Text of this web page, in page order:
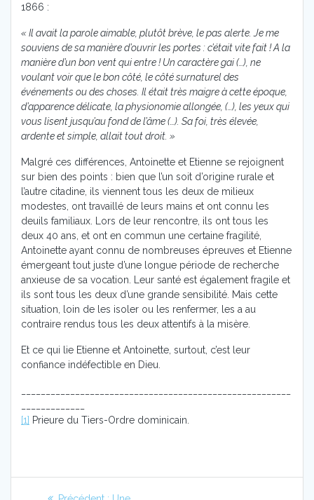
1866 :
« Il avait la parole aimable, plutôt brève, le pas alerte. Je me
souviens de sa manière d’ouvrir les portes : c’était vite fait ! A la
manière d’un bon vent qui entre ! Un caractère gai (…), ne
voulant voir que le bon côté, le côté surnaturel des
événements ou des choses. Il était très maigre à cette époque,
d’apparence délicate, la physionomie allongée, (…), les yeux qui
vous lisent jusqu’au fond de l’âme (…). Sa foi, très élevée,
ardente et simple, allait tout droit. »
Malgré ces différences, Antoinette et Etienne se rejoignent
sur bien des points : bien que l’un soit d’origine rurale et
l’autre citadine, ils viennent tous les deux de milieux
modestes, ont travaillé de leurs mains et ont connu les
deuils familiaux. Lors de leur rencontre, ils ont tous les
deux 40 ans, et ont en commun une certaine fragilité,
Antoinette ayant connu de nombreuses épreuves et Etienne
émergeant tout juste d’une longue période de recherche
anxieuse de sa vocation. Leur santé est également fragile et
ils sont tous les deux d’une grande sensibilité. Mais cette
situation, loin de les isoler ou les renfermer, les a au
contraire rendus tous les deux attentifs à la misère.
Et ce qui lie Etienne et Antoinette, surtout, c’est leur
confiance indéfectible en Dieu.
[1] Prieure du Tiers-Ordre dominicain.
Navigation Article